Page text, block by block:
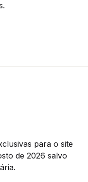
para o site
de 2026 salvo